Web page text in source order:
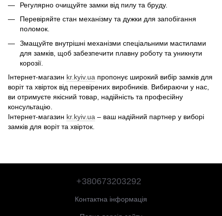
Регулярно очищуйте замки від пилу та бруду.
Перевіряйте стан механізму та дужки для запобігання
поломок.
Змащуйте внутрішні механізми спеціальними мастилами
для замків, щоб забезпечити плавну роботу та уникнути
корозії.
Інтернет-магазин kr.kyiv.ua пропонує широкий вибір замків для
воріт та хвірток від перевірених виробників. Вибираючи у нас,
ви отримуєте якісний товар, надійність та професійну
консультацію.
Інтернет-магазин kr.kyiv.ua – ваш надійний партнер у виборі
замків для воріт та хвірток.
+380673203292
Контактна інформація